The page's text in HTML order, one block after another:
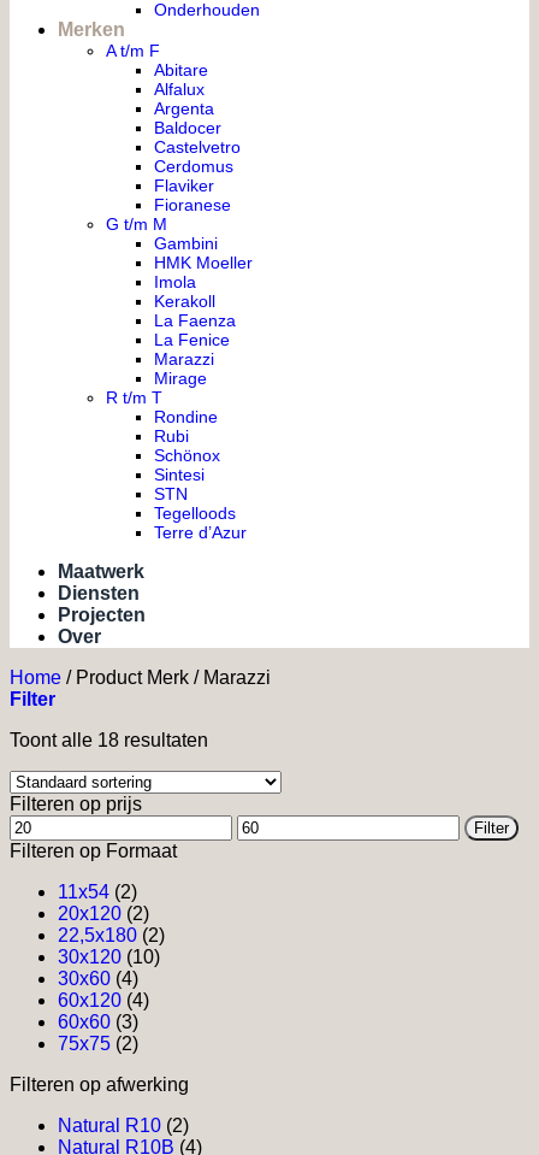
Onderhouden
Merken
A t/m F
Abitare
Alfalux
Argenta
Baldocer
Castelvetro
Cerdomus
Flaviker
Fioranese
G t/m M
Gambini
HMK Moeller
Imola
Kerakoll
La Faenza
La Fenice
Marazzi
Mirage
R t/m T
Rondine
Rubi
Schönox
Sintesi
STN
Tegelloods
Terre d’Azur
Maatwerk
Diensten
Projecten
Over
Home /Product Merk /Marazzi
Filter
Toont alle 18 resultaten
Filteren op prijs
Min.
prijs
Max.
prijs
Filter
Filteren op Formaat
11x54 (2)
20x120 (2)
22,5x180 (2)
30x120 (10)
30x60 (4)
60x120 (4)
60x60 (3)
75x75 (2)
Filteren op afwerking
Natural R10 (2)
Natural R10B (4)